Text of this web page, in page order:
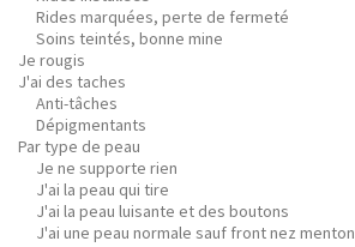
Rides marquées, perte de fermeté
Soins teintés, bonne mine
Je rougis
J'ai des taches
Anti-tâches
Dépigmentants
Par type de peau
Je ne supporte rien
J'ai la peau qui tire
J'ai la peau luisante et des boutons
J'ai une peau normale sauf front nez menton